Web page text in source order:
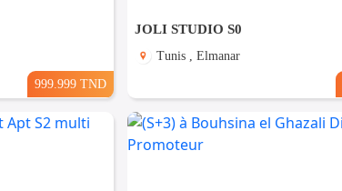
999.999 TND
JOLI STUDIO S0
Tunis , Elmanar